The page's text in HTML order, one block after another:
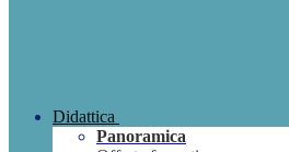
Didattica
Panoramica